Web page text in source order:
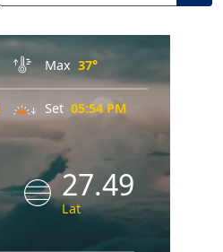
Max 37°
Set 05:54 PM
27.49
Lat